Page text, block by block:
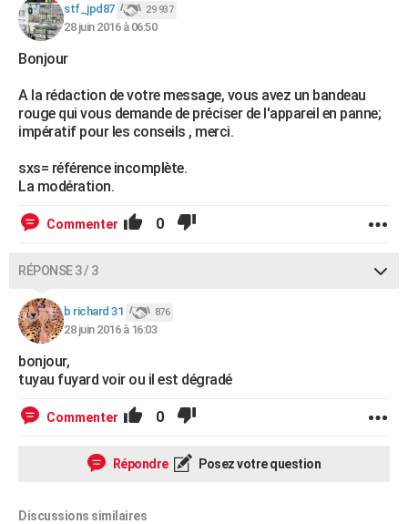
stf_jpd87 29 937
28 juin 2016 à 06:50
Bonjour
A la rédaction de votre message, vous avez un bandeau
rouge qui vous demande de préciser de l'appareil en panne;
impératif pour les conseils , merci.
sxs= référence incomplète.
La modération.
Commenter 0
RÉPONSE 3 / 3
b richard 31 876
28 juin 2016 à 16:03
bonjour,
tuyau fuyard voir ou il est dégradé
Commenter 0
Répondre Posez votre question
Discussions similaires